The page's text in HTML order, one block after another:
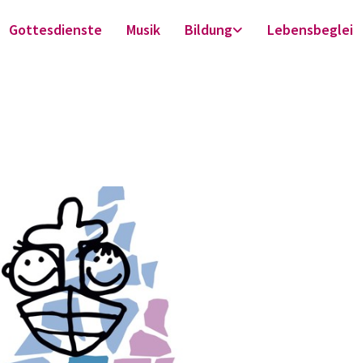
Gottesdienste Musik Bildung